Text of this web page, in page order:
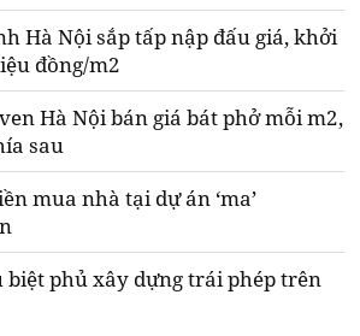
Hà Nội sắp tấp nập đấu giá, khởi
đồng/m2
Hà Nội bán giá bát phở mỗi m2,
sau
mua nhà tại dự án ‘ma’
biệt phủ xây dựng trái phép trên